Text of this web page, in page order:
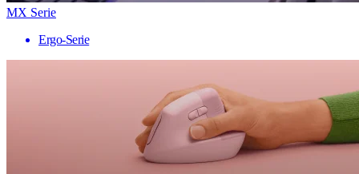
MX Serie
Ergo-Serie